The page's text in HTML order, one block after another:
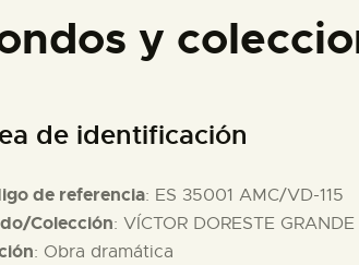
y
de identificación
de referencia: ES 35001 AMC/VD-115
Colección: VÍCTOR DORESTE
: Obra dramática